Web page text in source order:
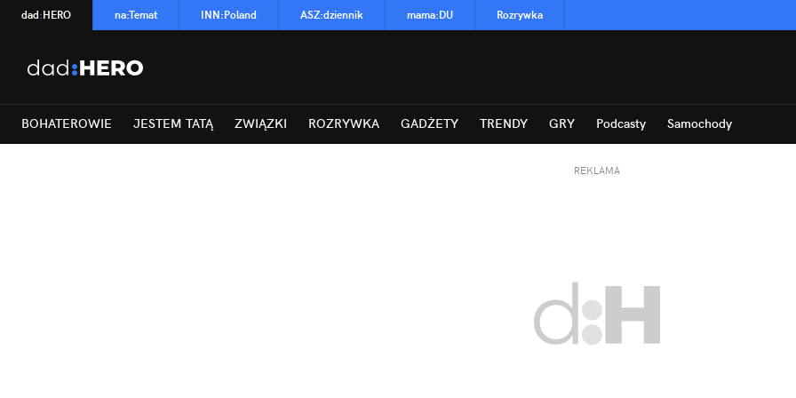
dad:HERO na:Temat INN:Poland ASZ:dziennik mama:DU Rozrywka
BOHATEROWIE JESTEM TATĄ ZWIĄZKI ROZRYWKA GADŻETY TRENDY GRY Podcasty Samochody
REKLAMA